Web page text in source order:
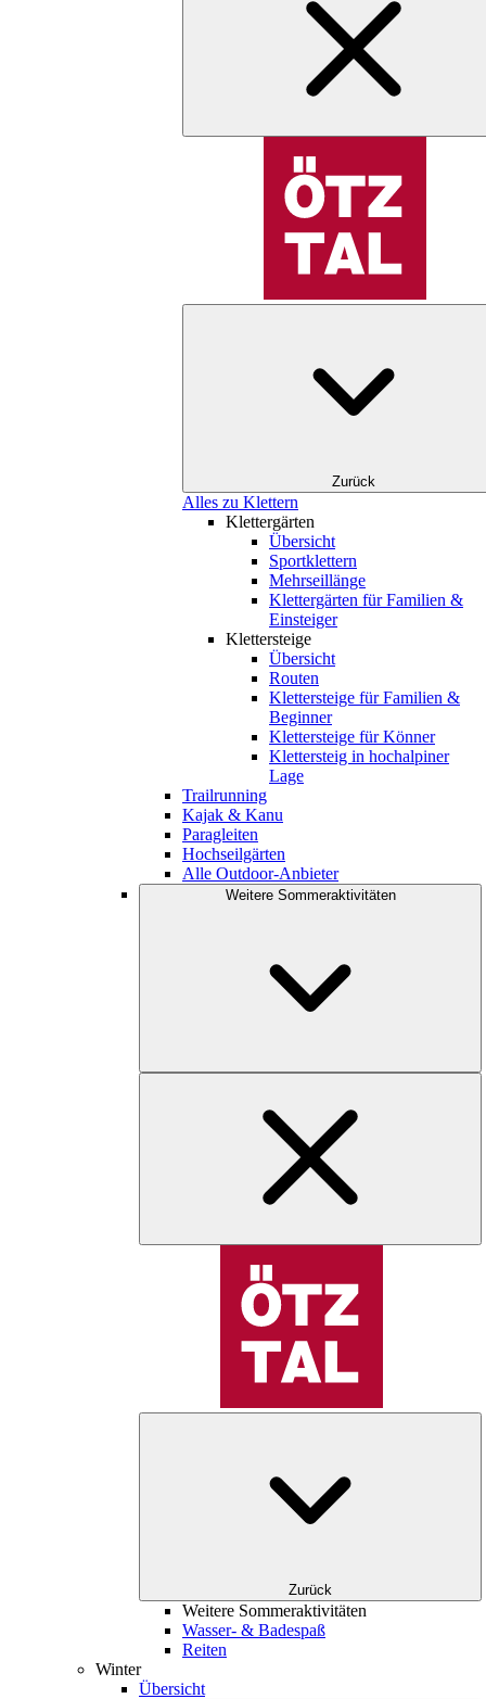
Zurück
Alles zu Klettern
Klettergärten
Übersicht
Sportklettern
Mehrseillänge
Klettergärten für Familien &
Einsteiger
Klettersteige
Übersicht
Routen
Klettersteige für Familien &
Beginner
Klettersteige für Könner
Klettersteig in hochalpiner
Lage
Trailrunning
Kajak & Kanu
Paragleiten
Hochseilgärten
Alle Outdoor-Anbieter
Weitere Sommeraktivitäten
Zurück
Weitere Sommeraktivitäten
Wasser- & Badespaß
Reiten
Winter
Übersicht